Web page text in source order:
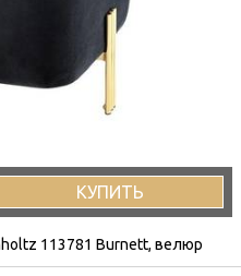
КУПИТЬ
113781 Burnett, велюр